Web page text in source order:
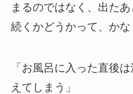
まるのではなく、出た
続くかどうかって、かな
「お風呂に入った直後
えてしまう」